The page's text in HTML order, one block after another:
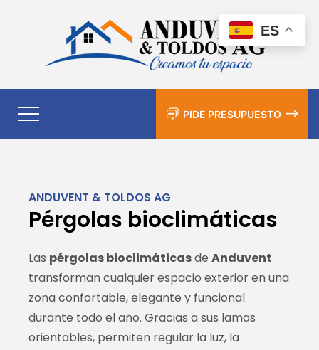
PIDE PRESUPUESTO
ANDUVENT & TOLDOS AG
Pérgolas bioclimáticas
Las pérgolas bioclimáticasde Anduvent
transforman cualquier espacio exterior en una
zona confortable, elegante y funcional
durante todo el año. Gracias a sus lamas
orientables, permiten regular la luz, la
ES